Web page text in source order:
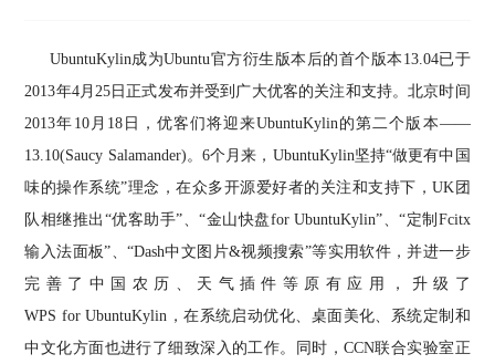
UbuntuKylin成为Ubuntu官方衍生版本后的首个版本13.04已于
2013年4月25日 正式发布并受到广大优客的关注和支持。北京时间
2013年10月18日，优客们将迎来UbuntuKylin的第二个版本——
13.10(Saucy Salamander)。6个月来，UbuntuKylin坚持“做更有中国
味的操作系统”理念，在众多开源爱好者的关注和支持下，UK团
队相继推出“优客助手”、“金山快盘for UbuntuKylin”、“定制Fcitx
输入法面板”、“Dash中文图片&视频搜索”等实用软件，并进一步
完善了中国农历、天气插件等原有应用，升级了
WPS for UbuntuKylin ，在系统启动优化、桌面美化、系统定制和
中文化方面也进行了细致深入的工作。同时，CCN联合实验室正